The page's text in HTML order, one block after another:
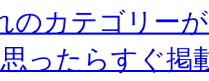
のカテゴリー
ったらすぐ掲